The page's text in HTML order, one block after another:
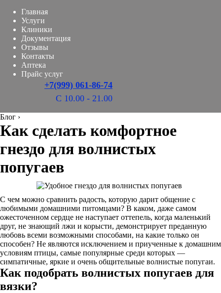
Главная
Услуги
Клиники
Документация
Отзывы
Контакты
Аптека
Прайс услуг
+7(999) 061-86-74
С 10.00 - 21.00
Блог ›
Как сделать комфортное
гнездо для волнистых
попугаев
С чем можно сравнить радость, которую дарит общение с
любимыми домашними питомцами? В каком, даже самом
ожесточенном сердце не наступает оттепель, когда маленький
друг, не знающий лжи и корысти, демонстрирует преданную
любовь всеми возможными способами, на какие только он
способен? Не являются исключением и приученные к домашним
условиям птицы, самые популярные среди которых —
симпатичные, яркие и очень общительные волнистые попугаи.
Как подобрать волнистых попугаев для
вязки?